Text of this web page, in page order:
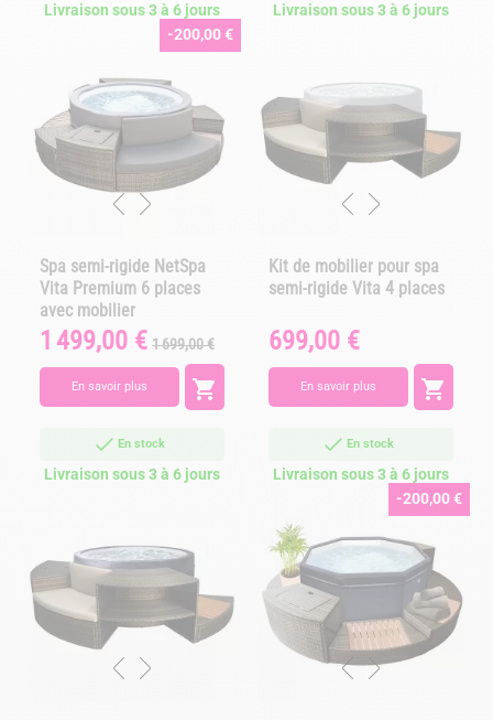
Livraison sous 3 à 6 jours Livraison sous 3 à 6 jours
-200,00 €
Spa semi-rigide NetSpa
Vita Premium 6 places
avec mobilier
Prix
1 499,00 € Prix
1 699,00 €
En savoir plus 
En stock
Livraison sous 3 à 6 jours
Kit de mobilier pour spa
semi-rigide Vita 4 places
Prix
699,00 €
En savoir plus 
En stock
Livraison sous 3 à 6 jours
-200,00 €